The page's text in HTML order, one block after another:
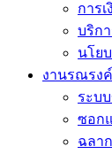
การ
บริก
นโย
งานรณรงค์
ระบ
ซอก
ฉลา